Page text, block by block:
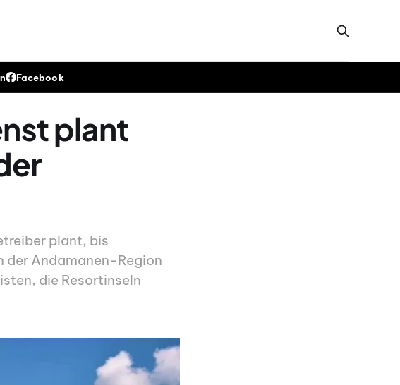
Facebook
plant
plant, bis
der Andamanen-Region
die Resortinseln